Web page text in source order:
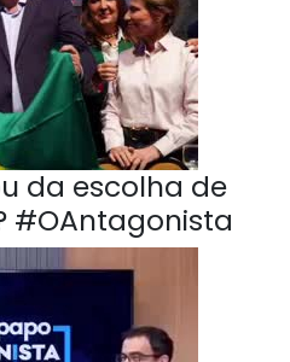
da escolha de
#OAntagonista